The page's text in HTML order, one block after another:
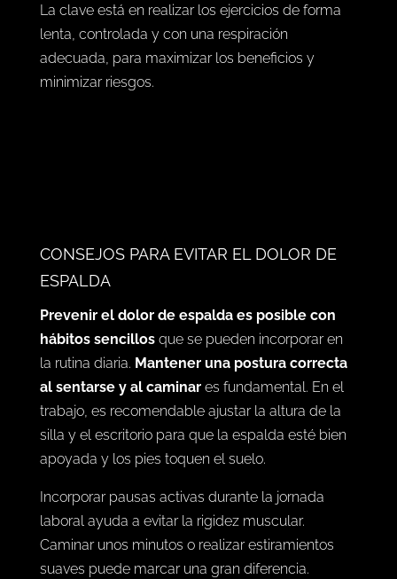
La clave está en realizar los ejercicios de forma
lenta, controlada y con una respiración
adecuada, para maximizar los beneficios y
minimizar riesgos.
ESPALDA
Prevenir el dolor de espalda es posible con
hábitos sencillosque se pueden incorporar en
la rutina diaria.Mantener una postura correcta
al sentarse y al caminares fundamental. En el
trabajo, es recomendable ajustar la altura de la
apoyada y los pies toquen el suelo.
Incorporar pausas activas durante la jornada
laboral ayuda a evitar la rigidez muscular.